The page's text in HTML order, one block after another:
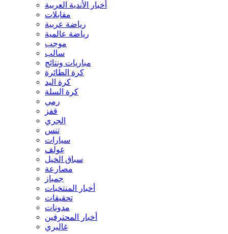
أخبار الأندية العربية
مقابلات
رياضة عربية
رياضة عالمية
موجب
سالب
مباريات ونتائج
كرة الطائرة
كرة اليد
كرة السلة
رمي
قفز
الجري
تنس
سيارات
غولف
سباق الخيل
مصارعة
جمباز
أخبار المنتخبات
تحقيقات
مدونات
أخبار المحترفين
غاليري